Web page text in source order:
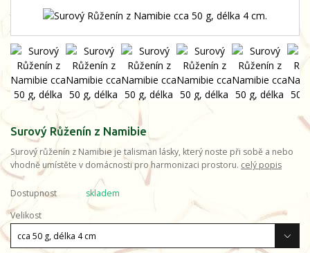
Surový Růženín z Namibie
Surový růženín z Namibie je talisman lásky, který noste při sobě a nebo
vhodně umístěte v domácnosti pro harmonizaci prostoru. celý popis
Dostupnost
skladem
Velikost